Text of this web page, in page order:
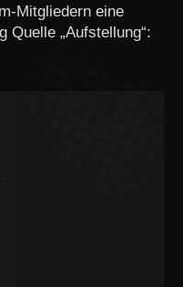
Mitgliedern eine
Quelle „Aufstellung“: